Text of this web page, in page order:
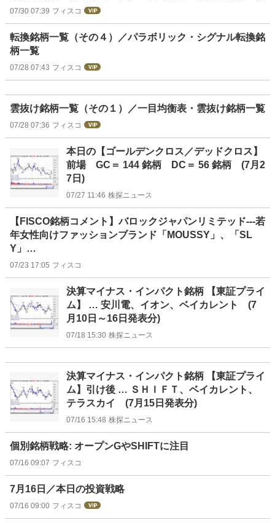
07/30 07:39 フィスコ
転換銘柄一覧（その４）／パラボリック・シグナル転換銘
柄一覧
07/28 07:43 フィスコ
雲抜け銘柄一覧（その１）／一目均衡表・雲抜け銘柄一覧
07/28 07:36 フィスコ
本日の【ゴールデンクロス／デッドクロス】
前場 GC＝ 144 銘柄 DC＝ 56 銘柄 (7月2
7日)
07/27 11:46 株探ニュース
【FISCO銘柄コメント】バロックジャパンリミテッド---若
年女性向けファッションブランド「MOUSSY」、「SL
Y」…
07/23 17:05 フィスコ
決算マイナス・インパクト銘柄 【東証プライ
ム】 … 安川電、イオン、ベイカレント (7
月10日～16日発表分)
07/18 15:30 株探ニュース
決算マイナス・インパクト銘柄 【東証プライ
ム】引け後 … ＳＨＩＦＴ、ベイカレント、
テラスカイ (7月15日発表分)
07/16 15:48 株探ニュース
個別銘柄戦略: オープンGやSHIFTに注目
07/16 09:07 フィスコ
7月16日／本日の投資戦略
07/16 09:00 フィスコ